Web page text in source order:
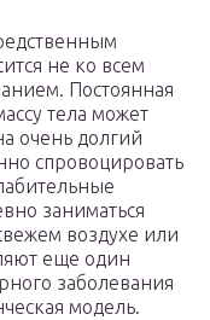
не ко всем
Постоянная
тела может
очень долгий
спровоцировать
заниматься
воздухе или
еще один
заболевания
модель.